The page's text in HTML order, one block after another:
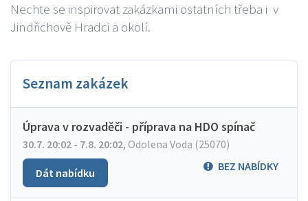
Nechte se inspirovat zakázkami ostatních třeba i v
Jindřichově Hradci a okolí.
Seznam zakázek
Úprava v rozvaděči - příprava na HDO spínač
30.7. 20:02 - 7.8. 20:02, Odolena Voda (25070)
BEZ NABÍDKY
Dát nabídku